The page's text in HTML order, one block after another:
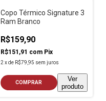
Copo Térmico Signature 3
Ram Branco
R$159,90
R$151,91 com Pix
2 xde R$79,95 sem juros
COMPRAR
Ver
produto